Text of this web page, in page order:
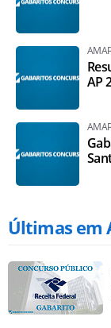
AP
Últimas em